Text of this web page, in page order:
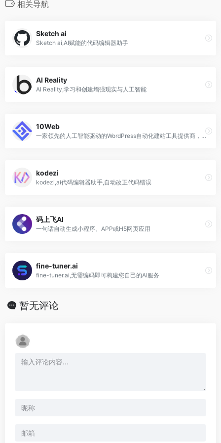
相关导航
Sketch ai
Sketch ai,AI赋能的代码编辑器助手
AI Reality
AI Reality,学习和创建增强现实与人工智能
10Web
一家领先的人工智能驱动的WordPress自动化建站工具提供商，专注于为企业和个人创造出色的网站体验。通过10Web的创新技术，您可以在短短几秒钟内获得一个专业、个性化的网站
kodezi
kodezi,ai代码编辑器助手,自动改正代码错误
码上飞AI
一句话自动生成小程序、APP或H5网页应用
fine-tuner.ai
fine-tuner.ai,无需编码即可构建您自己的AI服务
暂无评论